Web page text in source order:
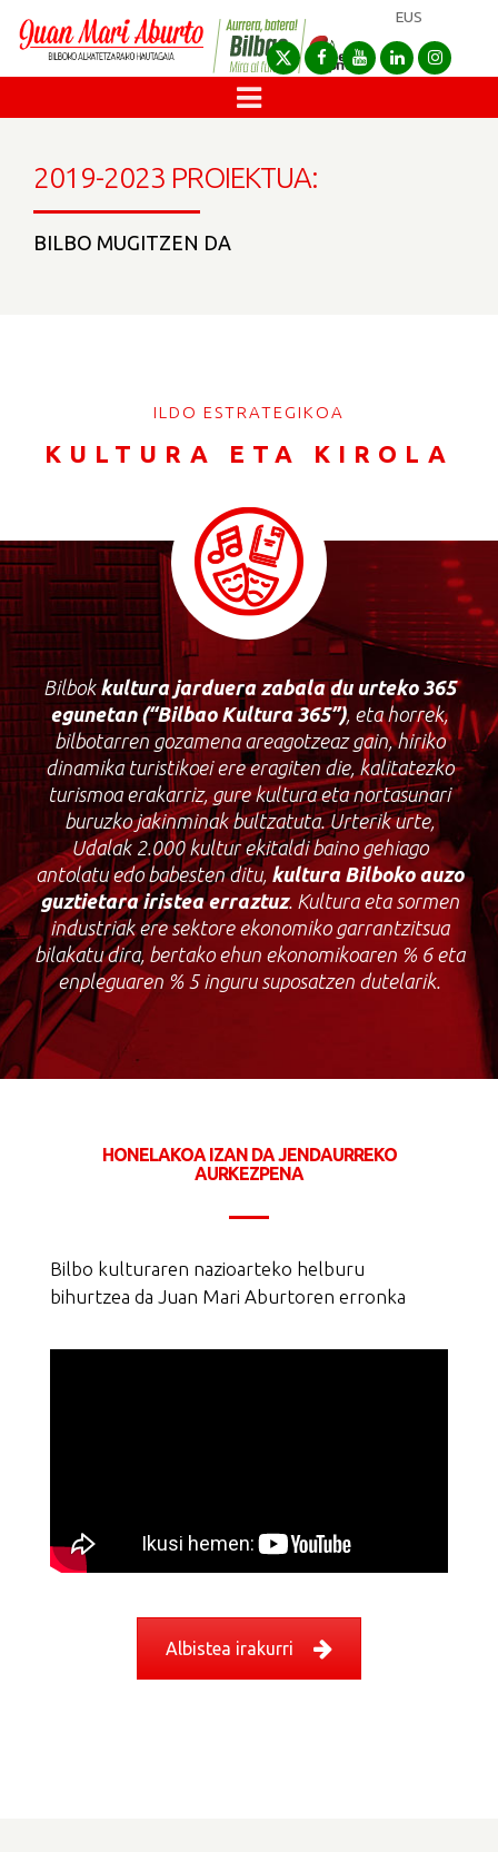
EUS
2019-2023 PROIEKTUA:
BILBO MUGITZEN DA
ILDO ESTRATEGIKOA
KULTURA ETA KIROLA
Bilbokkultura jarduera zabaladu urteko365
egunetan(“Bilbao Kultura 365”), eta horrek,
bilbotarren gozamena areagotzeaz gain, hiriko
dinamika turistikoei ere eragiten die, kalitatezko
turismoa erakarriz, gure kultura eta nortasunari
buruzko jakinminak bultzatuta. Urterik urte,
Udalak 2.000 kultur ekitaldi baino gehiago
antolatu edo babesten ditu, kulturaBilboko auzo
guztietara iristea erraztuz. Kultura eta sormen
industriak ere sektore ekonomiko garrantzitsua
bilakatu dira, bertako ehun ekonomikoaren % 6 eta
enpleguaren % 5 inguru suposatzen dutelarik.
HONELAKOA IZAN DA JENDAURREKO
AURKEZPENA
Bilbo kulturaren nazioarteko helburu
bihurtzea da Juan Mari Aburtoren erronka
Albistea irakurri